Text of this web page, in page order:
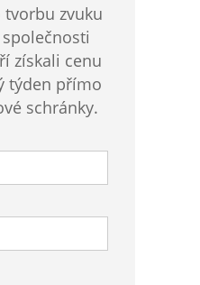
zvuku
získali cenu
týden přímo
schránky.